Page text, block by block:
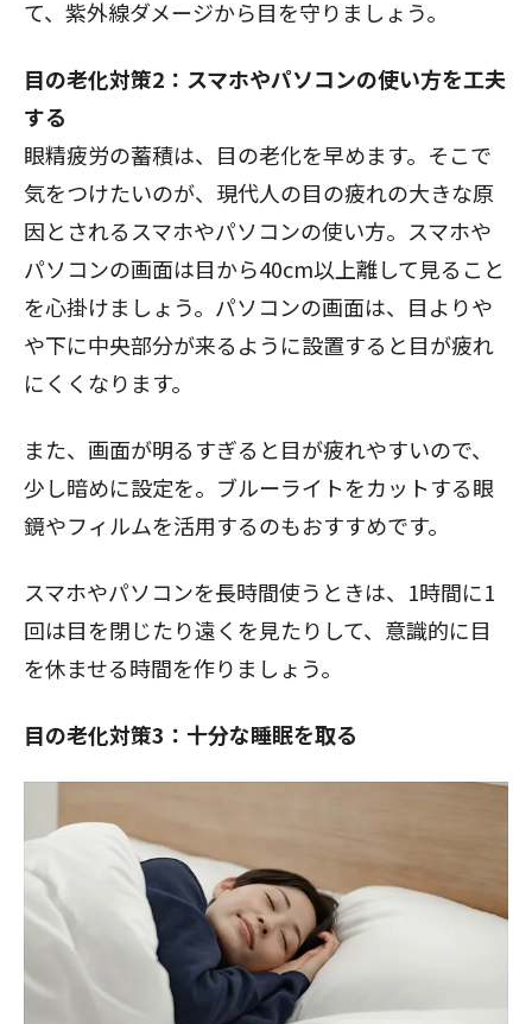
て、紫外線ダメージから目を守りましょう。
目の老化対策2：スマホやパソコンの使い方を工夫
する
眼精疲労の蓄積は、目の老化を早めます。そこで
気をつけたいのが、現代人の目の疲れの大きな原
因とされるスマホやパソコンの使い方。スマホや
パソコンの画面は目から40cm以上離して見ること
を心掛けましょう。パソコンの画面は、目よりや
や下に中央部分が来るように設置すると目が疲れ
にくくなります。
また、画面が明るすぎると目が疲れやすいので、
少し暗めに設定を。ブルーライトをカットする眼
鏡やフィルムを活用するのもおすすめです。
スマホやパソコンを長時間使うときは、1時間に1
回は目を閉じたり遠くを見たりして、意識的に目
を休ませる時間を作りましょう。
目の老化対策3：十分な睡眠を取る